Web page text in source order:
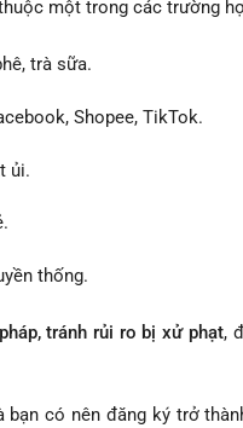
một trong các trường
trà sữa.
Shopee, TikTok.
ủi.
thống.
tránh rủi ro bị xử phạt,
có nên đăng ký trở